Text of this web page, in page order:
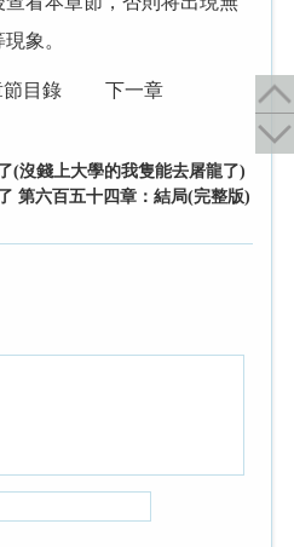
象。
節目錄 下一章
(沒錢上大學的我隻能去屠龍了)
第六百五十四章：結局(完整版)